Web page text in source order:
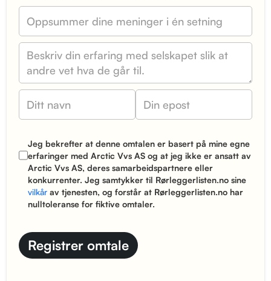
Jeg bekrefter at denne omtalen er basert på mine egne
erfaringer med Arctic Vvs AS og at jeg ikke er ansatt av
Arctic Vvs AS, deres samarbeidspartnere eller
konkurrenter. Jeg samtykker til Rørleggerlisten.no sine
vilkårav tjenesten, og forstår at Rørleggerlisten.no har
nulltoleranse for fiktive omtaler.